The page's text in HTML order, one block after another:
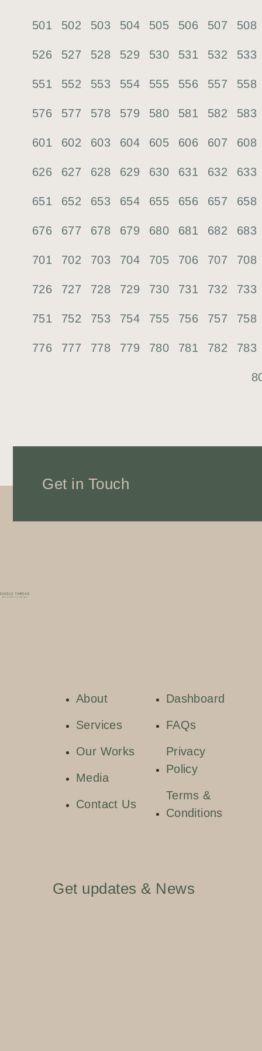
501 502 503 504 505 506 507 508
526 527 528 529 530 531 532 533
551 552 553 554 555 556 557 558
576 577 578 579 580 581 582 583
601 602 603 604 605 606 607 608
626 627 628 629 630 631 632 633
651 652 653 654 655 656 657 658
676 677 678 679 680 681 682 683
701 702 703 704 705 706 707 708
726 727 728 729 730 731 732 733
751 752 753 754 755 756 757 758
776 777 778 779 780 781 782 783
Get in Touch
About
Services
Our Works
Media
Contact Us
Dashboard
FAQs
Privacy
Policy
Terms &
Conditions
Get updates & News